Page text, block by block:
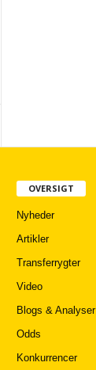
OVERSIGT
Nyheder
Artikler
Transferrygter
Video
Blogs & Analyser
Odds
Konkurrencer